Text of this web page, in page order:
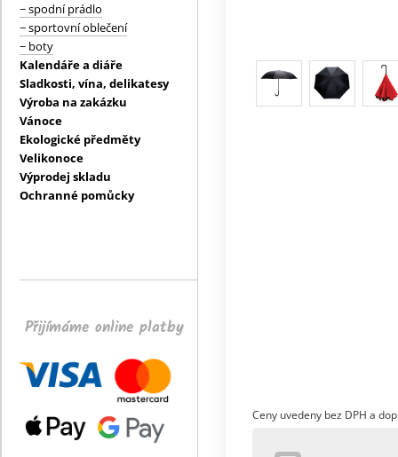
− spodní prádlo
− sportovní oblečení
− boty
Kalendáře a diáře
Sladkosti, vína, delikatesy
Výroba na zakázku
Vánoce
Ekologické předměty
Velikonoce
Výprodej skladu
Ochranné pomůcky
Přijímáme online platby
Ceny uvedeny bez DPH a